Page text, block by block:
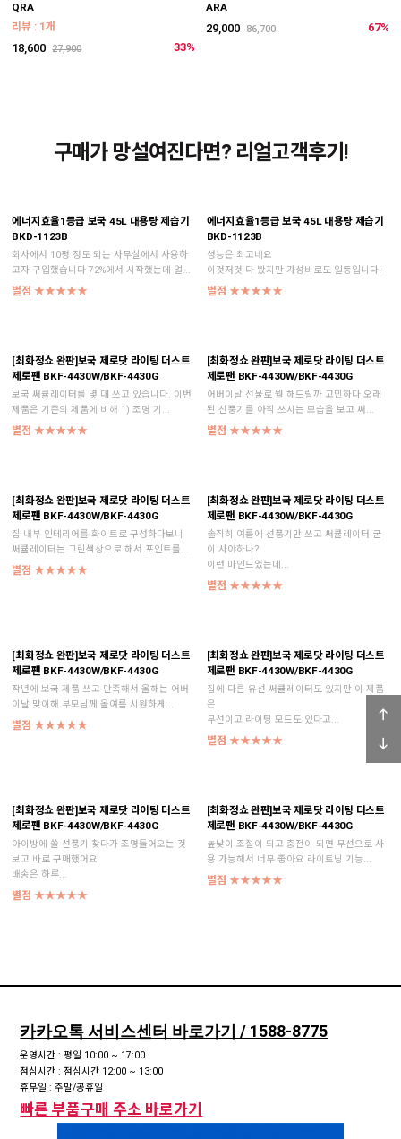
QRA
리뷰 : 1개
18,600 27,900 33%
ARA
29,000 86,700 67%
구매가 망설여진다면? 리얼고객후기!
에너지효율1등급 보국 45L 대용량 제습기
BKD-1123B
회사에서 10평 정도 되는 사무실에서 사용하
고자 구입했습니다 72%에서 시작했는데 얼...
별점 ★★★★★
에너지효율1등급 보국 45L 대용량 제습기
BKD-1123B
성능은 최고네요
이것저것 다 봤지만 가성비로도 일등입니다!
별점 ★★★★★
[최화정쇼 완판]보국 제로닷 라이팅 더스트
제로팬 BKF-4430W/BKF-4430G
보국 써큘레이터를 몇 대 쓰고 있습니다. 이번
제품은 기존의 제품에 비해 1) 조명 기...
별점 ★★★★★
[최화정쇼 완판]보국 제로닷 라이팅 더스트
제로팬 BKF-4430W/BKF-4430G
어버이날 선물로 뭘 해드릴까 고민하다 오래
된 선풍기를 아직 쓰시는 모습을 보고 써...
별점 ★★★★★
[최화정쇼 완판]보국 제로닷 라이팅 더스트
제로팬 BKF-4430W/BKF-4430G
집 내부 인테리어를 화이트로 구성하다보니
써큘레이터는 그린색상으로 해서 포인트를...
별점 ★★★★★
[최화정쇼 완판]보국 제로닷 라이팅 더스트
제로팬 BKF-4430W/BKF-4430G
솔직히 여름에 선풍기만 쓰고 써큘레이터 굳
이 사야하나?
이런 마인드였는데...
별점 ★★★★★
[최화정쇼 완판]보국 제로닷 라이팅 더스트
제로팬 BKF-4430W/BKF-4430G
작년에 보국 제품 쓰고 만족해서 올해는 어버
이날 맞이해 부모님께 올여름 시원하게...
별점 ★★★★★
[최화정쇼 완판]보국 제로닷 라이팅 더스트
제로팬 BKF-4430W/BKF-4430G
집에 다른 유선 써큘레이터도 있지만 이 제품
은
무선이고 라이팅 모드도 있다고...
별점 ★★★★★
[최화정쇼 완판]보국 제로닷 라이팅 더스트
제로팬 BKF-4430W/BKF-4430G
아이방에 쓸 선풍기 찾다가 조명들어오는 것
보고 바로 구매했어요
배송은 하루...
별점 ★★★★★
[최화정쇼 완판]보국 제로닷 라이팅 더스트
제로팬 BKF-4430W/BKF-4430G
높낮이 조절이 되고 충전이 되면 무선으로 사
용 가능해서 너무 좋아요 라이트닝 기능...
별점 ★★★★★
카카오톡 서비스센터 바로가기 / 1588-8775
운영시간 : 평일 10:00 ~ 17:00
점심시간 : 점심시간 12:00 ~ 13:00
휴무일 : 주말/공휴일
빠른 부품구매 주소 바로가기